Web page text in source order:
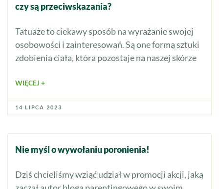
czy są przeciwskazania?
Tatuaże to ciekawy sposób na wyrażanie swojej
osobowości i zainteresowań. Są one formą sztuki
zdobienia ciała, która pozostaje na naszej skórze
WIĘCEJ +
14 LIPCA 2023
Nie myśl o wywołaniu poronienia!
Dziś chcieliśmy wziąć udział w promocji akcji, jaką